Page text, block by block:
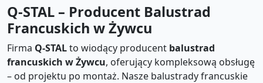
Q-STAL – Producent Balustrad
Francuskich w Żywcu
Firma Q-STALto wiodący producent balustrad
francuskich w Żywcu, oferujący kompleksową obsługę
– od projektu po montaż. Nasze balustrady francuskie